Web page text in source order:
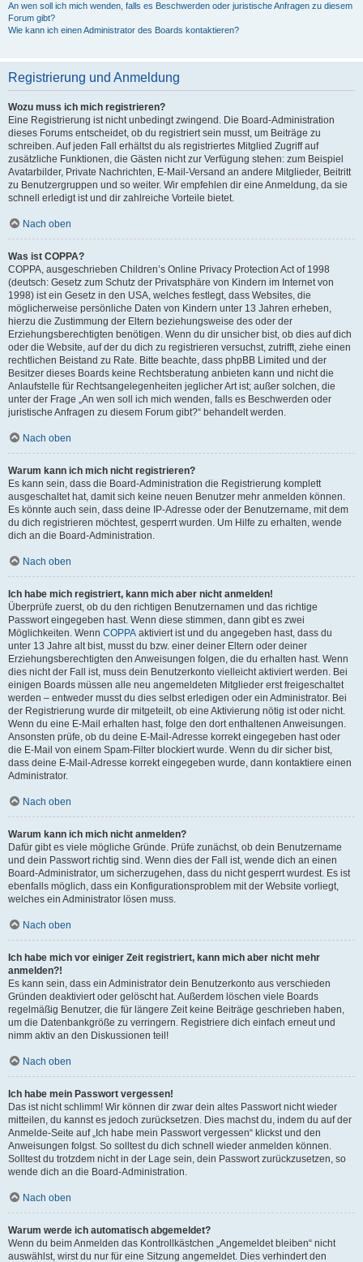
An wen soll ich mich wenden, falls es Beschwerden oder juristische Anfragen zu diesem
Forum gibt?
Wie kann ich einen Administrator des Boards kontaktieren?
Registrierung und Anmeldung
Wozu muss ich mich registrieren?
Eine Registrierung ist nicht unbedingt zwingend. Die Board-Administration
dieses Forums entscheidet, ob du registriert sein musst, um Beiträge zu
schreiben. Auf jeden Fall erhältst du als registriertes Mitglied Zugriff auf
zusätzliche Funktionen, die Gästen nicht zur Verfügung stehen: zum Beispiel
Avatarbilder, Private Nachrichten, E-Mail-Versand an andere Mitglieder, Beitritt
zu Benutzergruppen und so weiter. Wir empfehlen dir eine Anmeldung, da sie
schnell erledigt ist und dir zahlreiche Vorteile bietet.
Nach oben
Was ist COPPA?
COPPA, ausgeschrieben Children’s Online Privacy Protection Act of 1998
(deutsch: Gesetz zum Schutz der Privatsphäre von Kindern im Internet von
1998) ist ein Gesetz in den USA, welches festlegt, dass Websites, die
möglicherweise persönliche Daten von Kindern unter 13 Jahren erheben,
hierzu die Zustimmung der Eltern beziehungsweise des oder der
Erziehungsberechtigten benötigen. Wenn du dir unsicher bist, ob dies auf dich
oder die Website, auf der du dich zu registrieren versuchst, zutrifft, ziehe einen
rechtlichen Beistand zu Rate. Bitte beachte, dass phpBB Limited und der
Besitzer dieses Boards keine Rechtsberatung anbieten kann und nicht die
Anlaufstelle für Rechtsangelegenheiten jeglicher Art ist; außer solchen, die
unter der Frage „An wen soll ich mich wenden, falls es Beschwerden oder
juristische Anfragen zu diesem Forum gibt?“ behandelt werden.
Nach oben
Warum kann ich mich nicht registrieren?
Es kann sein, dass die Board-Administration die Registrierung komplett
ausgeschaltet hat, damit sich keine neuen Benutzer mehr anmelden können.
Es könnte auch sein, dass deine IP-Adresse oder der Benutzername, mit dem
du dich registrieren möchtest, gesperrt wurden. Um Hilfe zu erhalten, wende
dich an die Board-Administration.
Nach oben
Ich habe mich registriert, kann mich aber nicht anmelden!
Überprüfe zuerst, ob du den richtigen Benutzernamen und das richtige
Passwort eingegeben hast. Wenn diese stimmen, dann gibt es zwei
Möglichkeiten. Wenn COPPA aktiviert ist und du angegeben hast, dass du
unter 13 Jahre alt bist, musst du bzw. einer deiner Eltern oder deiner
Erziehungsberechtigten den Anweisungen folgen, die du erhalten hast. Wenn
dies nicht der Fall ist, muss dein Benutzerkonto vielleicht aktiviert werden. Bei
einigen Boards müssen alle neu angemeldeten Mitglieder erst freigeschaltet
werden – entweder musst du dies selbst erledigen oder ein Administrator. Bei
der Registrierung wurde dir mitgeteilt, ob eine Aktivierung nötig ist oder nicht.
Wenn du eine E-Mail erhalten hast, folge den dort enthaltenen Anweisungen.
Ansonsten prüfe, ob du deine E-Mail-Adresse korrekt eingegeben hast oder
die E-Mail von einem Spam-Filter blockiert wurde. Wenn du dir sicher bist,
dass deine E-Mail-Adresse korrekt eingegeben wurde, dann kontaktiere einen
Administrator.
Nach oben
Warum kann ich mich nicht anmelden?
Dafür gibt es viele mögliche Gründe. Prüfe zunächst, ob dein Benutzername
und dein Passwort richtig sind. Wenn dies der Fall ist, wende dich an einen
Board-Administrator, um sicherzugehen, dass du nicht gesperrt wurdest. Es ist
ebenfalls möglich, dass ein Konfigurationsproblem mit der Website vorliegt,
welches ein Administrator lösen muss.
Nach oben
Ich habe mich vor einiger Zeit registriert, kann mich aber nicht mehr
anmelden?!
Es kann sein, dass ein Administrator dein Benutzerkonto aus verschieden
Gründen deaktiviert oder gelöscht hat. Außerdem löschen viele Boards
regelmäßig Benutzer, die für längere Zeit keine Beiträge geschrieben haben,
um die Datenbankgröße zu verringern. Registriere dich einfach erneut und
nimm aktiv an den Diskussionen teil!
Nach oben
Ich habe mein Passwort vergessen!
Das ist nicht schlimm! Wir können dir zwar dein altes Passwort nicht wieder
mitteilen, du kannst es jedoch zurücksetzen. Dies machst du, indem du auf der
Anmelde-Seite auf „Ich habe mein Passwort vergessen“ klickst und den
Anweisungen folgst. So solltest du dich schnell wieder anmelden können.
Solltest du trotzdem nicht in der Lage sein, dein Passwort zurückzusetzen, so
wende dich an die Board-Administration.
Nach oben
Warum werde ich automatisch abgemeldet?
Wenn du beim Anmelden das Kontrollkästchen „Angemeldet bleiben“ nicht
auswählst, wirst du nur für eine Sitzung angemeldet. Dies verhindert den